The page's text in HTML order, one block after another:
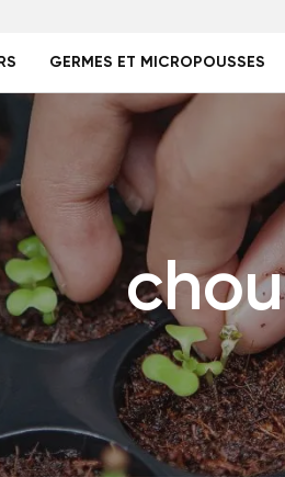
GERMES ET MICROPOUSSES
chou